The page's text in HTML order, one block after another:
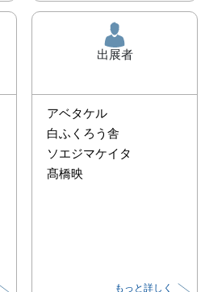
出展者
アベタケル
白ふくろう舎
ソエジマケイタ
髙橋映
もっと詳しく